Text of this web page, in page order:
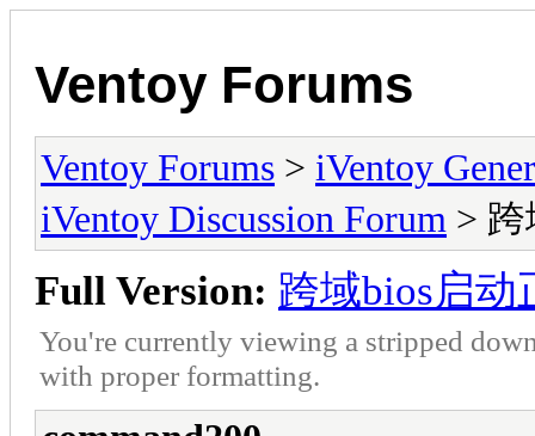
Ventoy Forums
Ventoy Forums > iVentoy
iVentoy Discussion Forum >
Full Version: 跨域bios启
You're currently viewing a stripped
with proper formatting.